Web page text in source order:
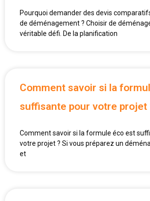
Pourquoi demander des devis
de déménagement ? Choisir de
véritable défi. De la planification
Comment savoir si la
suffisante pour votre projet
Comment savoir si la formule éco est
votre projet ? Si vous préparez un
et